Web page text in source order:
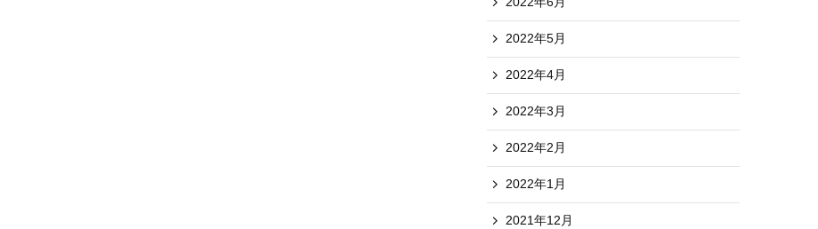
2022年5月
2022年4月
2022年3月
2022年2月
2022年1月
2021年12月